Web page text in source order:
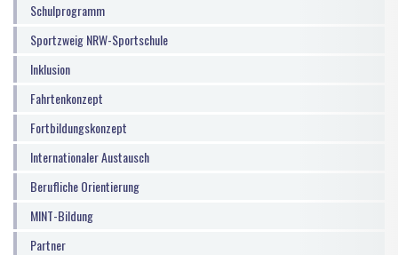
Schulprogramm
Sportzweig NRW-Sportschule
Inklusion
Fahrtenkonzept
Fortbildungskonzept
Internationaler Austausch
Berufliche Orientierung
MINT-Bildung
Partner